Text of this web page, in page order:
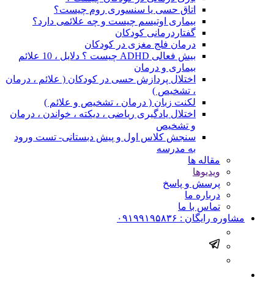
اتاق حسی یا سنسوری روم چیست؟
بیماری اوتیسم چیست و چه علائمی دارد؟
گفتاردرمانی کودکان
درمان فلج مغزی در کودکان
بیش فعالی ADHD چیست ؟ دلایل ، 10 علائم
بیماری و درمان
اختلال پردازش حسی در کودکان ( علائم ، درمان
، تشخیص )
لکنت زبان ( درمان ، تشخیص و علائم )
اختلال یادگیری ریاضی ، دیکته ، خواندن ، درمان
و تشخیص
سنجش کلاس اول و پیش دبستانی- تست ورود
به مدرسه
مقاله ها
ویدیوها
پرسش و پاسخ
درباره ما
تماس با ما
مشاوره رایگان : ۰۹۱۹۹۱۹۵۸۳۶